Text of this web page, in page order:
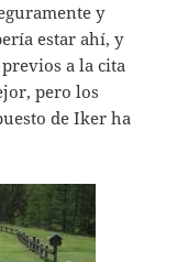
y
estar ahí, y
a la cita
pero los
de Iker ha